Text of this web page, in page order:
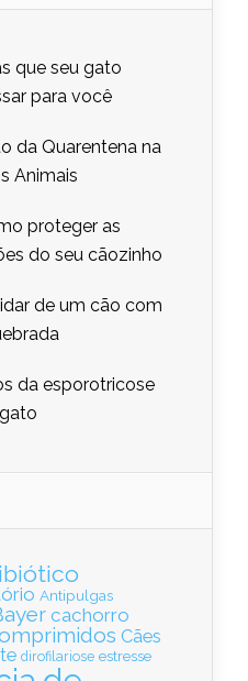
que seu gato
para você
da Quarentena na
Animais
proteger as
do seu cãozinho
de um cão com
da esporotricose
Antipulgas
cachorro
Cães
dirofilariose estresse